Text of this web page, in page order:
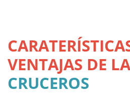
VENTAJAS DE
CRUCEROS